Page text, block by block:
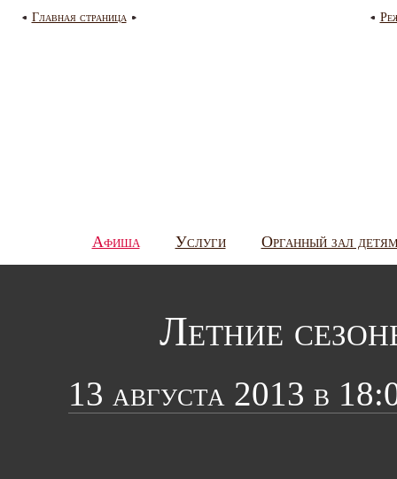
Главная страница
Афиша Услуги Органный зал
Летние
13 августа 2013 в